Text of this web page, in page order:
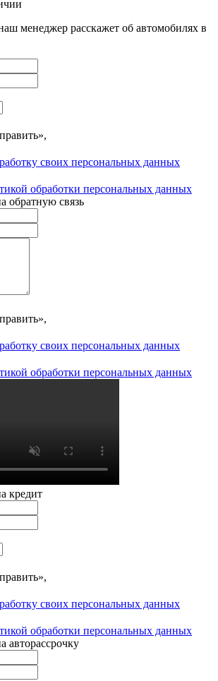
менеджер расскажет об автомобилях в
своих персональных данных
обработки персональных данных
обратную связь
своих персональных данных
обработки персональных данных
кредит
своих персональных данных
обработки персональных данных
авторассрочку